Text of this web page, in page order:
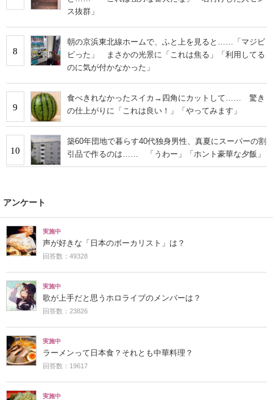
ス抜群」
8
朝の京浜東北線ホームで、ふと上を見ると……「マジビ
ビった」 まさかの光景に「これは焦る」「利用してる
のに気が付かなかった」
9
食べきれなかったスイカ→四角にカットして…… 驚き
の仕上がりに「これは良い！」「やってみます」
10
築60年団地で暮らす40代独身男性、真夏にスーパーの割
引品で作るのは…… 「うわー」「ホント豪華な夕飯」
アンケート
実施中
声が好きな「日本のボーカリスト」は？
回答数：49328
実施中
歌が上手だと思うホロライブのメンバーは？
回答数：23826
実施中
ラーメンって日本食？それとも中華料理？
回答数：19617
実施中